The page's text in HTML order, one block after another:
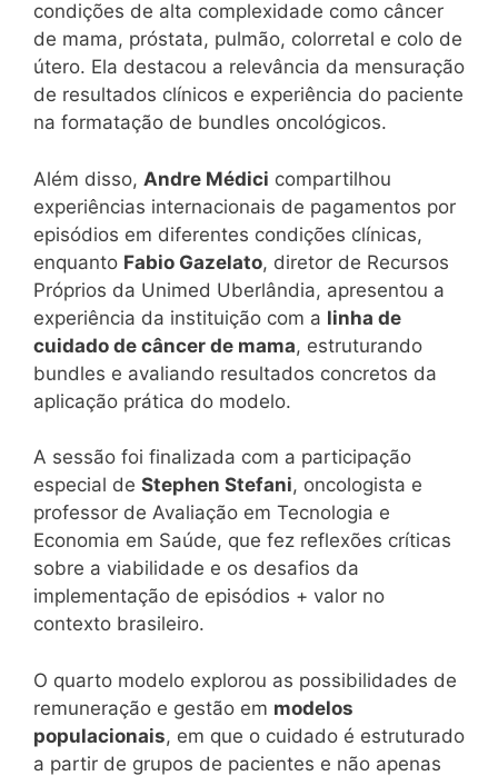
condições de alta complexidade como câncer
de mama, próstata, pulmão, colorretal e colo de
útero. Ela destacou a relevância da mensuração
de resultados clínicos e experiência do paciente
na formatação de bundles oncológicos.
Além disso, Andre Médici compartilhou
experiências internacionais de pagamentos por
episódios em diferentes condições clínicas,
enquanto Fabio Gazelato, diretor de Recursos
Próprios da Unimed Uberlândia, apresentou a
experiência da instituição com a linha de
cuidado de câncer de mama, estruturando
bundles e avaliando resultados concretos da
aplicação prática do modelo.
A sessão foi finalizada com a participação
especial de Stephen Stefani, oncologista e
professor de Avaliação em Tecnologia e
Economia em Saúde, que fez reflexões críticas
sobre a viabilidade e os desafios da
implementação de episódios + valor no
contexto brasileiro.
O quarto modelo explorou as possibilidades de
remuneração e gestão em modelos
populacionais, em que o cuidado é estruturado
a partir de grupos de pacientes e não apenas